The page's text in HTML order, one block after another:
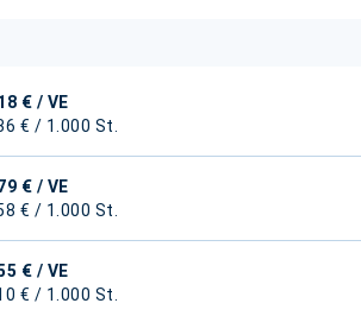
€ / VE
€ / 1.000 St.
€ / VE
€ / 1.000 St.
€ / VE
€ / 1.000 St.